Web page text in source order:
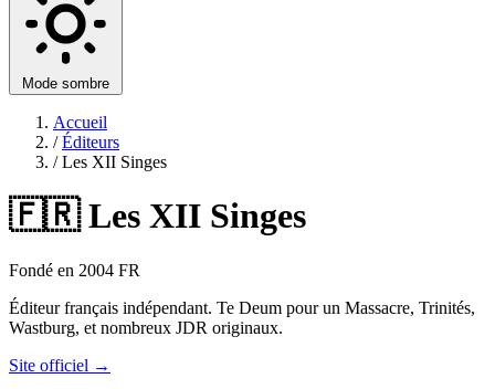
Mode sombre
Accueil
/ Éditeurs
/ Les XII Singes
🇫🇷Les XII Singes
Fondé en 2004 FR
Éditeur français indépendant. Te Deum pour un Massacre, Trinités,
Wastburg, et nombreux JDR originaux.
Site officiel →